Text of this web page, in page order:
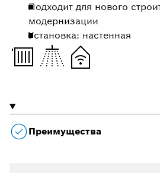
Подходит для нового
модернизации
Установка: настенная
Преимущества